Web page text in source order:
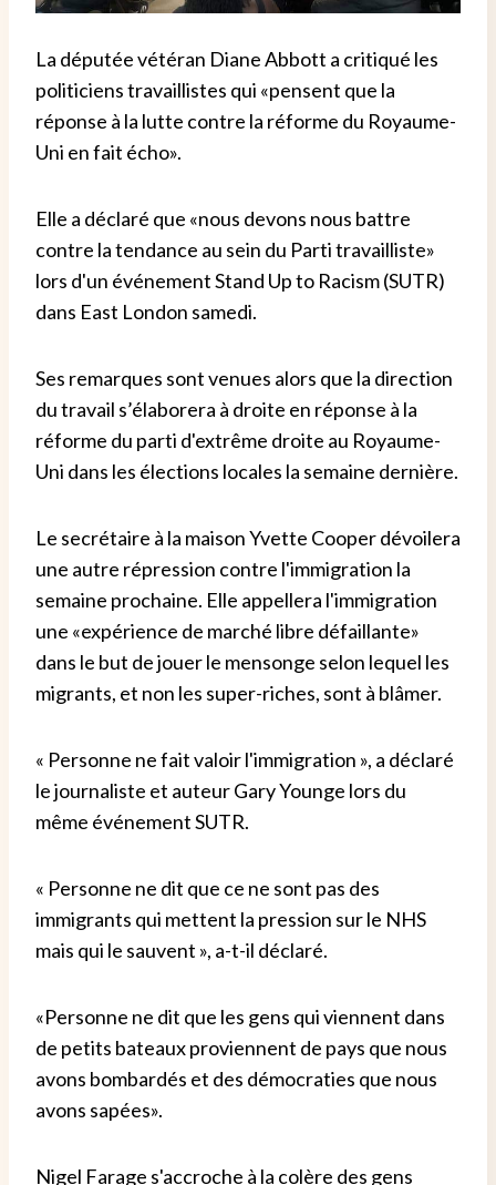
La députée vétéran Diane Abbott a critiqué les
politiciens travaillistes qui «pensent que la
réponse à la lutte contre la réforme du Royaume-
Uni en fait écho».
Elle a déclaré que «nous devons nous battre
contre la tendance au sein du Parti travailliste»
lors d'un événement Stand Up to Racism (SUTR)
dans East London samedi.
Ses remarques sont venues alors que la direction
du travail s’élaborera à droite en réponse à la
réforme du parti d'extrême droite au Royaume-
Uni dans les élections locales la semaine dernière.
Le secrétaire à la maison Yvette Cooper dévoilera
une autre répression contre l'immigration la
semaine prochaine. Elle appellera l'immigration
une «expérience de marché libre défaillante»
dans le but de jouer le mensonge selon lequel les
migrants, et non les super-riches, sont à blâmer.
« Personne ne fait valoir l'immigration », a déclaré
le journaliste et auteur Gary Younge lors du
même événement SUTR.
« Personne ne dit que ce ne sont pas des
immigrants qui mettent la pression sur le NHS
mais qui le sauvent », a-t-il déclaré.
«Personne ne dit que les gens qui viennent dans
de petits bateaux proviennent de pays que nous
avons bombardés et des démocraties que nous
avons sapées».
Nigel Farage s'accroche à la colère des gens